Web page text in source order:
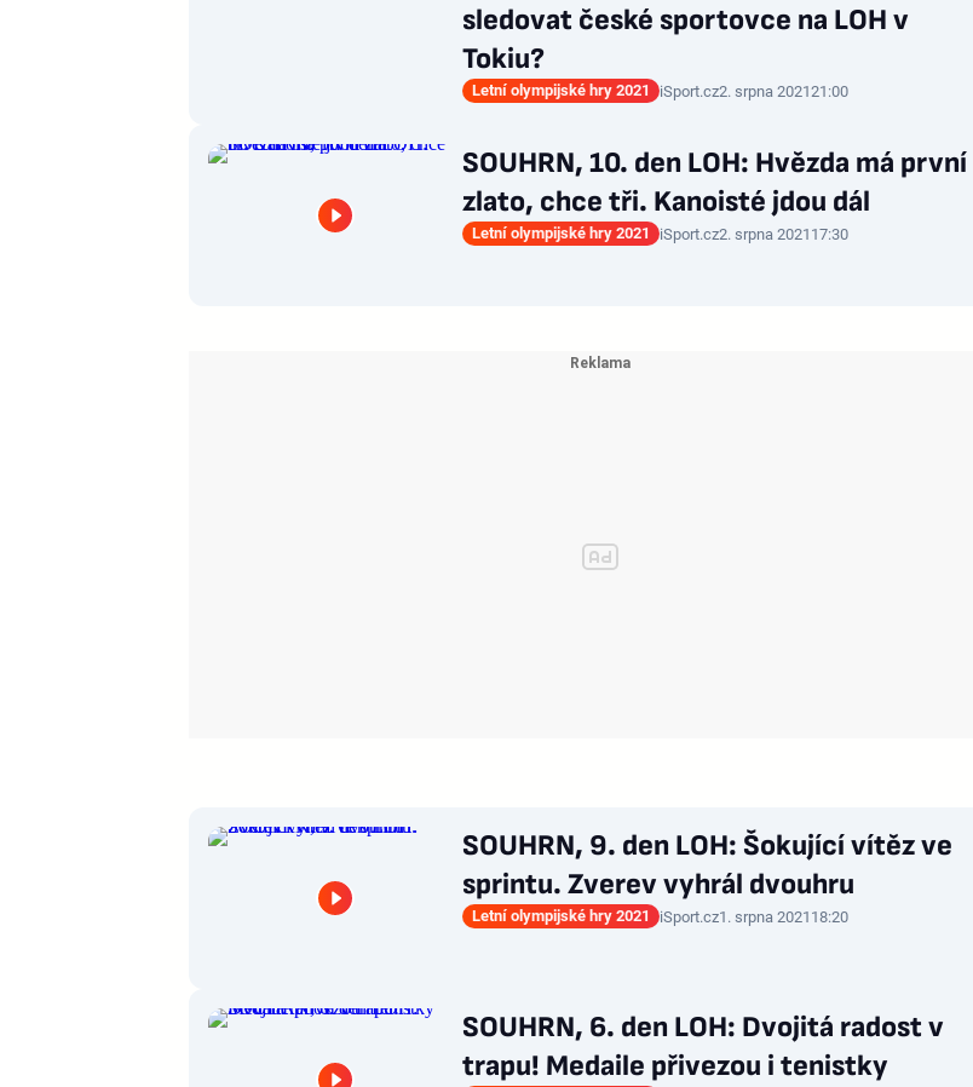
sledovat české sportovce na LOH v
Tokiu?
Letní olympijské hry 2021 iSport.cz2. srpna 202121:00
SOUHRN, 10. den LOH: Hvězda má první
zlato, chce tři. Kanoisté jdou dál
Letní olympijské hry 2021 iSport.cz2. srpna 2021 17:30
SOUHRN, 9. den LOH: Šokující vítěz ve
sprintu. Zverev vyhrál dvouhru
Letní olympijské hry 2021 iSport.cz1. srpna 2021 18:20
SOUHRN, 6. den LOH: Dvojitá radost v
trapu! Medaile přivezou i tenistky